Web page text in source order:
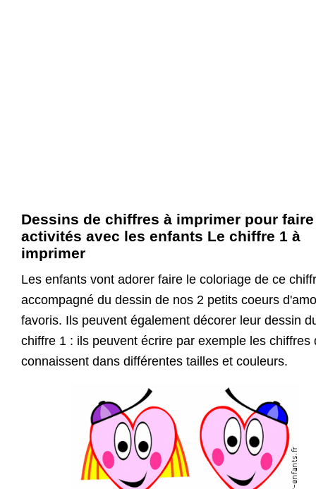
Dessins de chiffres à imprimer pour
activités avec les enfants Le chiffre 1 à
imprimer
Les enfants vont adorer faire le coloriage de ce
accompagné du dessin de nos 2 petits coeurs
favoris. Ils peuvent également décorer leur dessin
chiffre 1 : ils peuvent écrire par exemple les chiffres
connaissent dans différentes tailles et couleurs.